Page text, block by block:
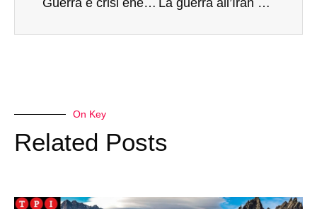
Guerra e crisi energetica complicano i piani per le vacanze degli italiani La guerra all’Iran e la crisi nello Stretto di Hormuz non lasceranno l’Italia “a secco” di petrolio e gas
On Key
Related Posts